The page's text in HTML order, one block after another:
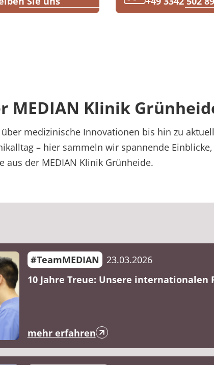
MEDIAN Klinik
medizinische Innovationen bis hin zu
– hier sammeln wir spannende
aus der MEDIAN Klinik Grünheide.
#TeamMEDIAN
23.03.2026
10 Jahre Treue: Unsere internationalen
mehr erfahren